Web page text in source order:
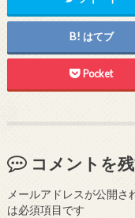
はてブ
Pocket
コメントを
メールアドレスが公開さ
は必須項目です